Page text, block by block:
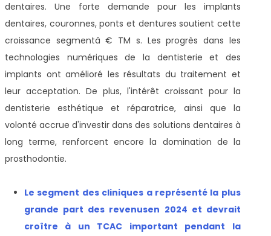
dentaires. Une forte demande pour les implants
dentaires, couronnes, ponts et dentures soutient cette
croissance segmentâ € TM s. Les progrès dans les
technologies numériques de la dentisterie et des
implants ont amélioré les résultats du traitement et
leur acceptation. De plus, l'intérêt croissant pour la
dentisterie esthétique et réparatrice, ainsi que la
volonté accrue d'investir dans des solutions dentaires à
long terme, renforcent encore la domination de la
prosthodontie.
Le segment des cliniques a représenté la plus
grande part des revenusen 2024 et devrait
croître à un TCAC important pendant la